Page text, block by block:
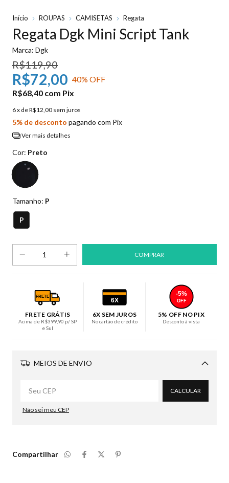
Início ROUPAS CAMISETAS Regata
Regata Dgk Mini Script Tank
Marca: Dgk
R$119,90
R$72,00 40% OFF
R$68,40 com Pix
6x deR$12,00 sem juros
5% de desconto pagando com Pix
Ver mais detalhes
Cor: Preto
Tamanho: P
P
FRETE
FRETE GRÁTIS
Acima de R$399,90 p/ SP
e Sul
6X
6X SEM JUROS
No cartão de crédito
-5%
OFF
5% OFF NO PIX
Desconto à vista
MEIOS DE ENVIO
Alterar CEP
CALCULAR
Não sei meu CEP
Compartilhar